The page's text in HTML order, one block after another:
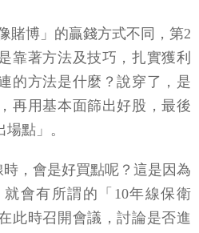
賭博」的贏錢方式不同，第2
靠著方法及技巧，扎實獲利
的方法是什麼？說穿了，是
再用基本面篩出好股，最後
點」。
，會是好買點呢？這是因為
會有所謂的「10年線保衛
此時召開會議，討論是否進